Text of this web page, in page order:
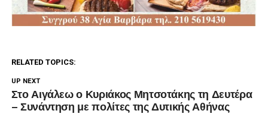
RELATED TOPICS:
UP NEXT
Στο Αιγάλεω ο Κυριάκος Μητσοτάκης τη Δευτέρα
– Συνάντηση με πολίτες της Δυτικής Αθήνας